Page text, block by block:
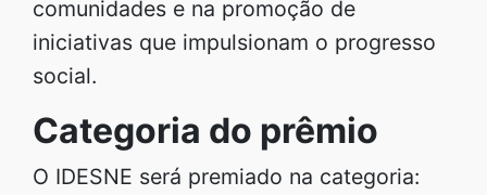
comunidades e na promoção de
iniciativas que impulsionam o progresso
social.
Categoria do prêmio
O IDESNE será premiado na categoria: